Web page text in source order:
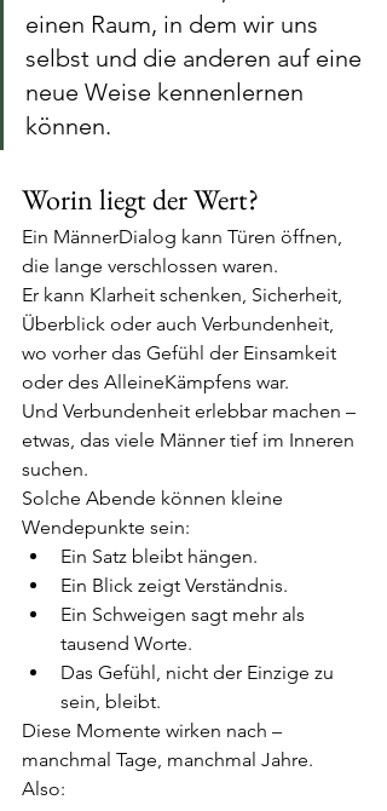
einen Raum, in dem wir uns
selbst und die anderen auf eine
neue Weise kennenlernen
können.
Worin liegt der Wert?
Ein MännerDialog kann Türen öffnen,
die lange verschlossen waren.
Er kann Klarheit schenken, Sicherheit,
Überblick oder auch Verbundenheit,
wo vorher das Gefühl der Einsamkeit
oder des AlleineKämpfens war.
Und Verbundenheit erlebbar machen –
etwas, das viele Männer tief im Inneren
suchen.
Solche Abende können kleine
Wendepunkte sein:
Ein Satz bleibt hängen.
Ein Blick zeigt Verständnis.
Ein Schweigen sagt mehr als
tausend Worte.
Das Gefühl, nicht der Einzige zu
sein, bleibt.
Diese Momente wirken nach –
manchmal Tage, manchmal Jahre.
Also: